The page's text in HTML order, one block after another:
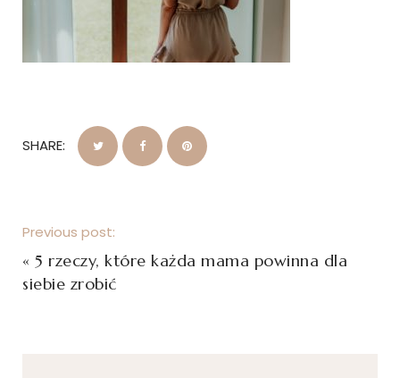
SHARE:
Previous post:
« 5 rzeczy, które każda mama powinna dla
siebie zrobić